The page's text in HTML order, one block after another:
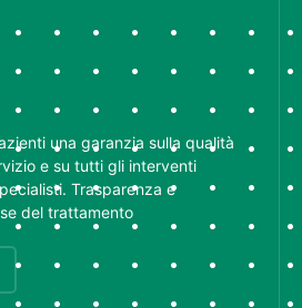
una garanzia sulla qualità
e su tutti gli interventi
Trasparenza e
del trattamento